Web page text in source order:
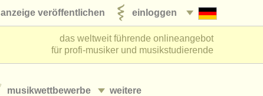
einloggen
anzeige veröffentlichen
das weltweit führende onlineangebot
für profi-musiker und musikstudierende
weitere
musikwettbewerbe